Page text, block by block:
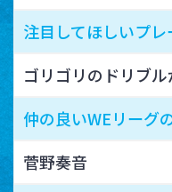
注目してほしいプレ
ゴリゴリのドリブル
仲の良いWEリーグ
菅野奏音